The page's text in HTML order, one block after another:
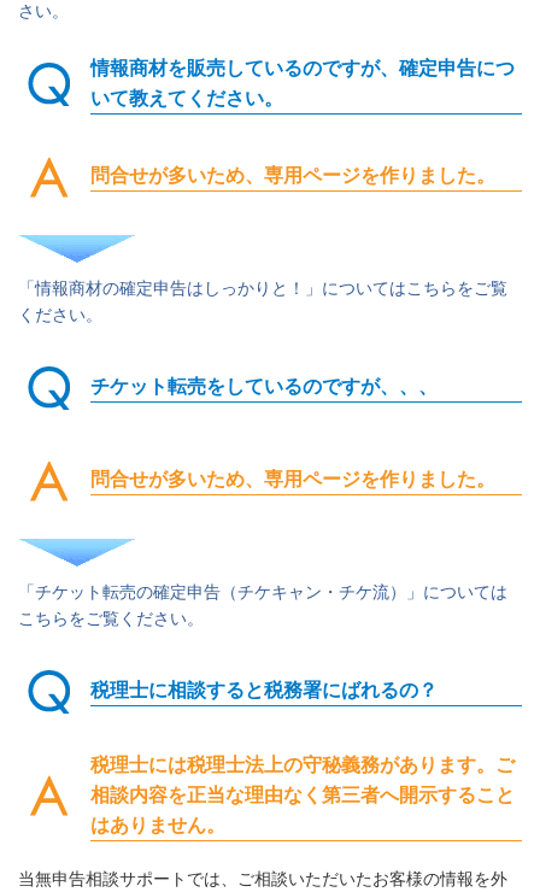
さい。
情報商材を販売しているのですが、確定申告につ
いて教えてください。
問合せが多いため、専用ページを作りました。
「情報商材の確定申告はしっかりと！」についてはこちらをご覧
ください。
チケット転売をしているのですが、、、
問合せが多いため、専用ページを作りました。
「チケット転売の確定申告（チケキャン・チケ流）」については
こちらをご覧ください。
税理士に相談すると税務署にばれるの？
税理士には税理士法上の守秘義務があります。ご
相談内容を正当な理由なく第三者へ開示すること
はありません。
当無申告相談サポートでは、ご相談いただいたお客様の情報を外